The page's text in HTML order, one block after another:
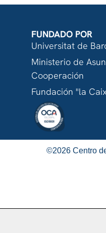
FUNDADO POR
Universitat de
Ministerio de
Cooperación
Fundación "la
©2026 Centro